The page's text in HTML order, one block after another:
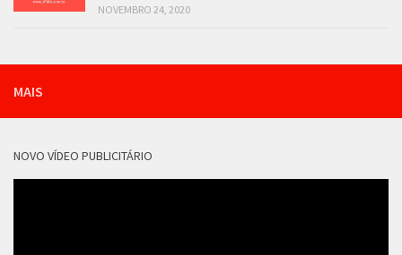
NOVEMBRO 24, 2020
MAIS
NOVO VÍDEO PUBLICITÁRIO